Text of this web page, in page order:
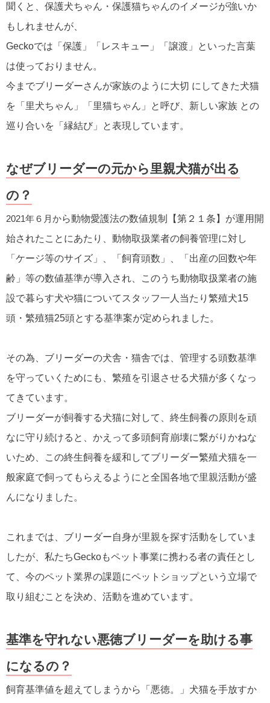
聞くと、保護犬ちゃん・保護猫ちゃんのイメージが強いか
もしれませんが、
Geckoでは「保護」「レスキュー」「譲渡」といった言葉
は使っておりません。
今までブリーダーさんが家族のように大切 にしてきた犬猫
を「里犬ちゃん」「里猫ちゃん」と呼び、新しい家族 との
巡り合いを「縁結び」と表現しています。
なぜブリーダーの元から里親犬猫が出る
の？
2021年６月から動物愛護法の数値規制【第２１条】が運用開
始されたことにあたり、動物取扱業者の飼養管理に対し
「ケージ等のサイズ」、「飼育頭数」、「出産の回数や年
齢」等の数値基準が導入され、このうち動物取扱業者の施
設で暮らす犬や猫についてスタッフ一人当たり繁殖犬15
頭・繁殖猫25頭とする基準案が定められました。
その為、ブリーダーの犬舎・猫舎では、管理する頭数基準
を守っていくためにも、繁殖を引退させる犬猫が多くなっ
てきています。
ブリーダーが飼養する犬猫に対して、終生飼養の原則を頑
なに守り続けると、かえって多頭飼育崩壊に繋がりかねな
いため、この終生飼養を緩和してブリーダー繁殖犬猫を一
般家庭で飼ってもらえるようにと全国各地で里親活動が盛
んになりました。
これまでは、ブリーダー自身が里親を探す活動をしていま
したが、私たちGeckoもペット事業に携わる者の責任とし
て、今のペット業界の課題にペットショップという立場で
取り組むことを決め、活動を進めています。
基準を守れない悪徳ブリーダーを助ける事
になるの？
飼育基準値を超えてしまうから「悪徳。」犬猫を手放すか